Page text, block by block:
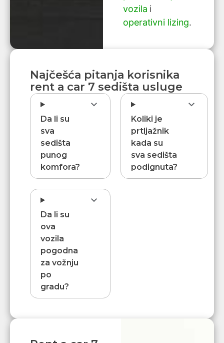
vozila i
operativni lizing.
Najčešća pitanja korisnika
rent a car 7 sedišta usluge
Da li su
sva
sedišta
punog
komfora?
Koliki je
prtljažnik
kada su
sva sedišta
podignuta?
Da li su
ova
vozila
pogodna
za vožnju
po
gradu?